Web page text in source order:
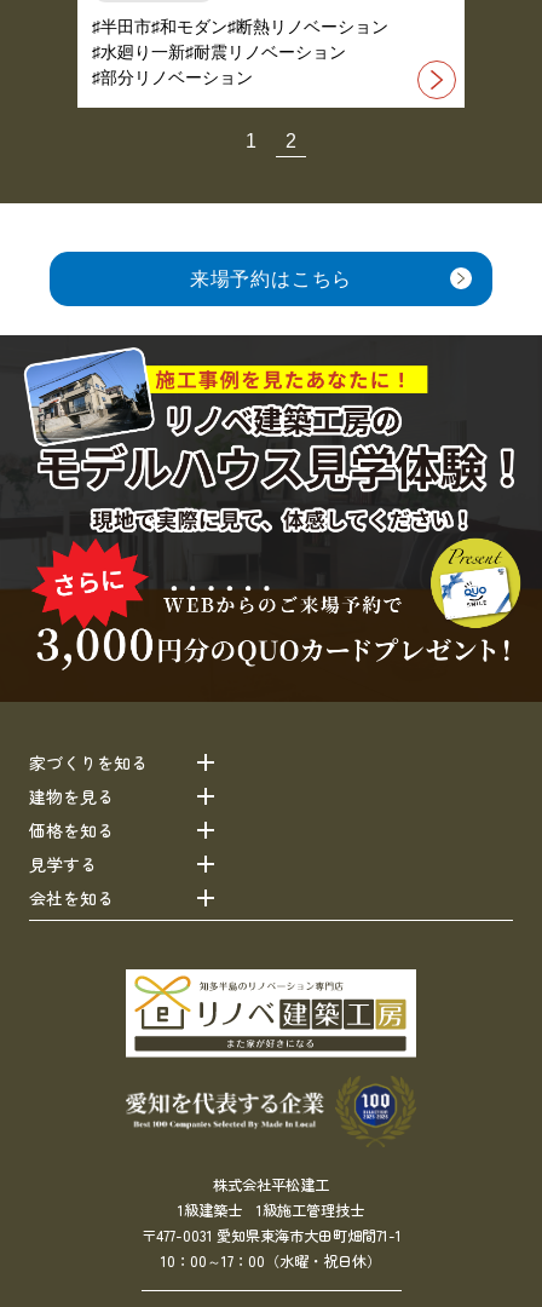
半田市 和モダン 断熱リノベーション
水廻り一新 耐震リノベーション
部分リノベーション
1 2
来場予約はこちら
家づくりを知る
建物を見る
価格を知る
見学する
会社を知る
株式会社平松建工
1級建築士 1級施工管理技士
〒477-0031 愛知県東海市大田町畑間71-1
10：00～17：00（水曜・祝日休）